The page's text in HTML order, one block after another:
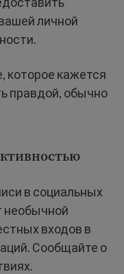
личной
которое кажется
правдой, обычно
в социальных
необычной
входов в
Сообщайте о